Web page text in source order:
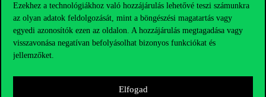
Ezekhez a technológiákhoz való hozzájárulás lehetővé teszi számunkra
az olyan adatok feldolgozását, mint a böngészési magatartás vagy
egyedi azonosítók ezen az oldalon. A hozzájárulás megtagadása vagy
visszavonása negatívan befolyásolhat bizonyos funkciókat és
jellemzőket.
Elfogad